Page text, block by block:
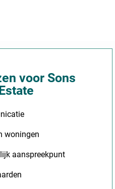
voor Sons
woningen
aanspreekpunt